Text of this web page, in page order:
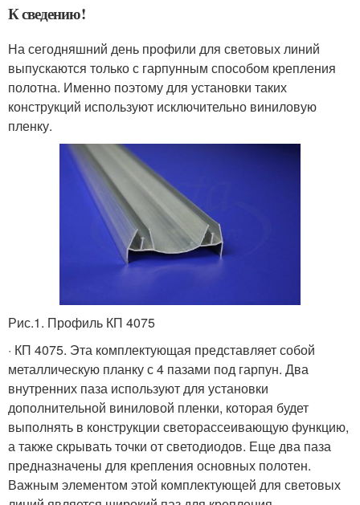
К сведению!
На сегодняшний день профили для световых линий
выпускаются только с гарпунным способом крепления
полотна. Именно поэтому для установки таких
конструкций используют исключительно виниловую
пленку.
Рис.1. Профиль КП 4075
· КП 4075. Эта комплектующая представляет собой
металлическую планку с 4 пазами под гарпун. Два
внутренних паза используют для установки
дополнительной виниловой пленки, которая будет
выполнять в конструкции светорассеивающую функцию,
а также скрывать точки от светодиодов. Еще два паза
предназначены для крепления основных полотен.
Важным элементом этой комплектующей для световых